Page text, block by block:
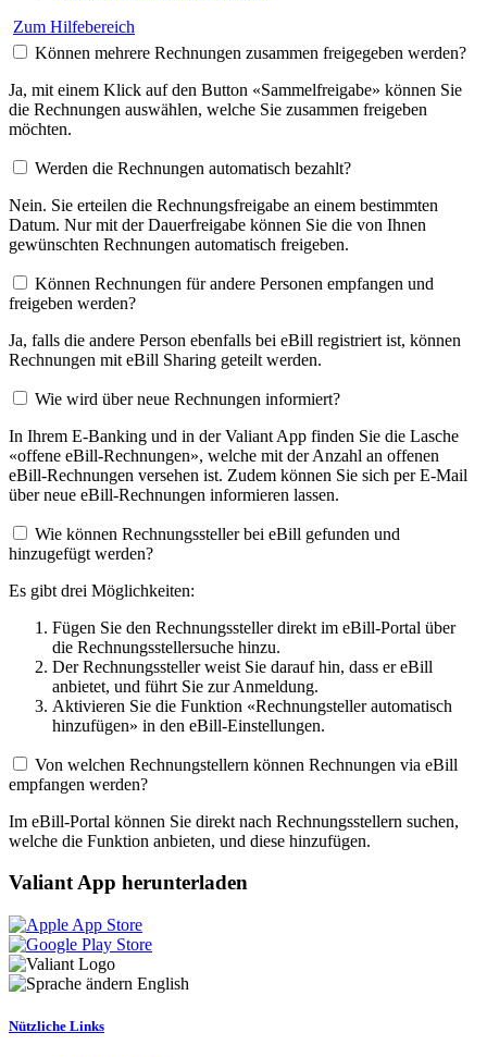
Zum Hilfebereich
Können mehrere Rechnungen zusammen freigegeben werden?
Ja, mit einem Klick auf den Button «Sammelfreigabe» können Sie
die Rechnungen auswählen, welche Sie zusammen freigeben
möchten.
Werden die Rechnungen automatisch bezahlt?
Nein. Sie erteilen die Rechnungsfreigabe an einem bestimmten
Datum. Nur mit der Dauerfreigabe können Sie die von Ihnen
gewünschten Rechnungen automatisch freigeben.
Können Rechnungen für andere Personen empfangen und
freigeben werden?
Ja, falls die andere Person ebenfalls bei eBill registriert ist, können
Rechnungen mit eBill Sharing geteilt werden.
Wie wird über neue Rechnungen informiert?
In Ihrem E-Banking und in der Valiant App finden Sie die Lasche
«offene eBill-Rechnungen», welche mit der Anzahl an offenen
eBill-Rechnungen versehen ist. Zudem können Sie sich per E-Mail
über neue eBill-Rechnungen informieren lassen.
Wie können Rechnungssteller bei eBill gefunden und
hinzugefügt werden?
Es gibt drei Möglichkeiten:
Fügen Sie den Rechnungssteller direkt im eBill-Portal über
die Rechnungsstellersuche hinzu.
Der Rechnungssteller weist Sie darauf hin, dass er eBill
anbietet, und führt Sie zur Anmeldung.
Aktivieren Sie die Funktion «Rechnungsteller automatisch
hinzufügen» in den eBill-Einstellungen.
Von welchen Rechnungstellern können Rechnungen via eBill
empfangen werden?
Im eBill-Portal können Sie direkt nach Rechnungsstellern suchen,
welche die Funktion anbieten, und diese hinzufügen.
Valiant App herunterladen
English
Nützliche Links